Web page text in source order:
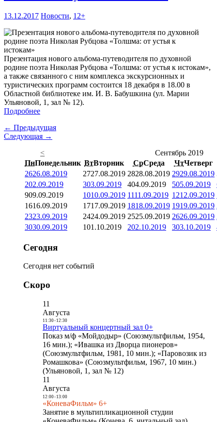
13.12.2017 Новости, 12+
Презентация нового альбома-путеводителя по духовной
родине поэта Николая Рубцова «Толшма: от устья к истокам»,
а также связанного с ним комплекса экскурсионных и
туристических программ состоится 18 декабря в 18.00 в
Областной библиотеке им. И. В. Бабушкина (ул. Марии
Ульяновой, 1, зал № 12).
Подробнее
← Предыдущая
Следующая →
<
Сентябрь 2019
ПнПонедельник ВтВторник СрСреда ЧтЧетверг
2626.08.2019 2727.08.2019 2828.08.2019 2929.08.2019
202.09.2019 303.09.2019 404.09.2019 505.09.2019
909.09.2019 1010.09.2019 1111.09.2019 1212.09.2019
1616.09.2019 1717.09.2019 1818.09.2019 1919.09.2019
2323.09.2019 2424.09.2019 2525.09.2019 2626.09.2019
3030.09.2019 101.10.2019 202.10.2019 303.10.2019
Сегодня
Сегодня нет событий
Скоро
11
Августа
11:30- 12:30
Виртуальный концертный зал 0+
Показ м/ф «Мойдодыр» (Союзмультфильм, 1954,
16 мин.); «Ивашка из Дворца пионеров»
(Союзмультфильм, 1981, 10 мин.); «Паровозик из
Ромашкова» (Союзмультфильм, 1967, 10 мин.)
(Ульяновой, 1, зал № 12)
11
Августа
12:00- 13:00
«КоневаФильм» 6+
Занятие в мультипликационной студии